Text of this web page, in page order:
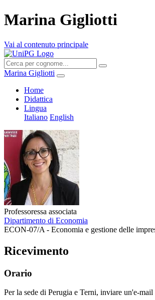
Marina Gigliotti
Vai al contenuto principale
Marina Gigliotti
Home
Didattica
Lingua
Italiano English
Professoressa associata
Dipartimento di Economia
ECON-07/A - Economia e gestione delle
Ricevimento
Orario
Per la sede di Perugia e Terni, inviare un'e-